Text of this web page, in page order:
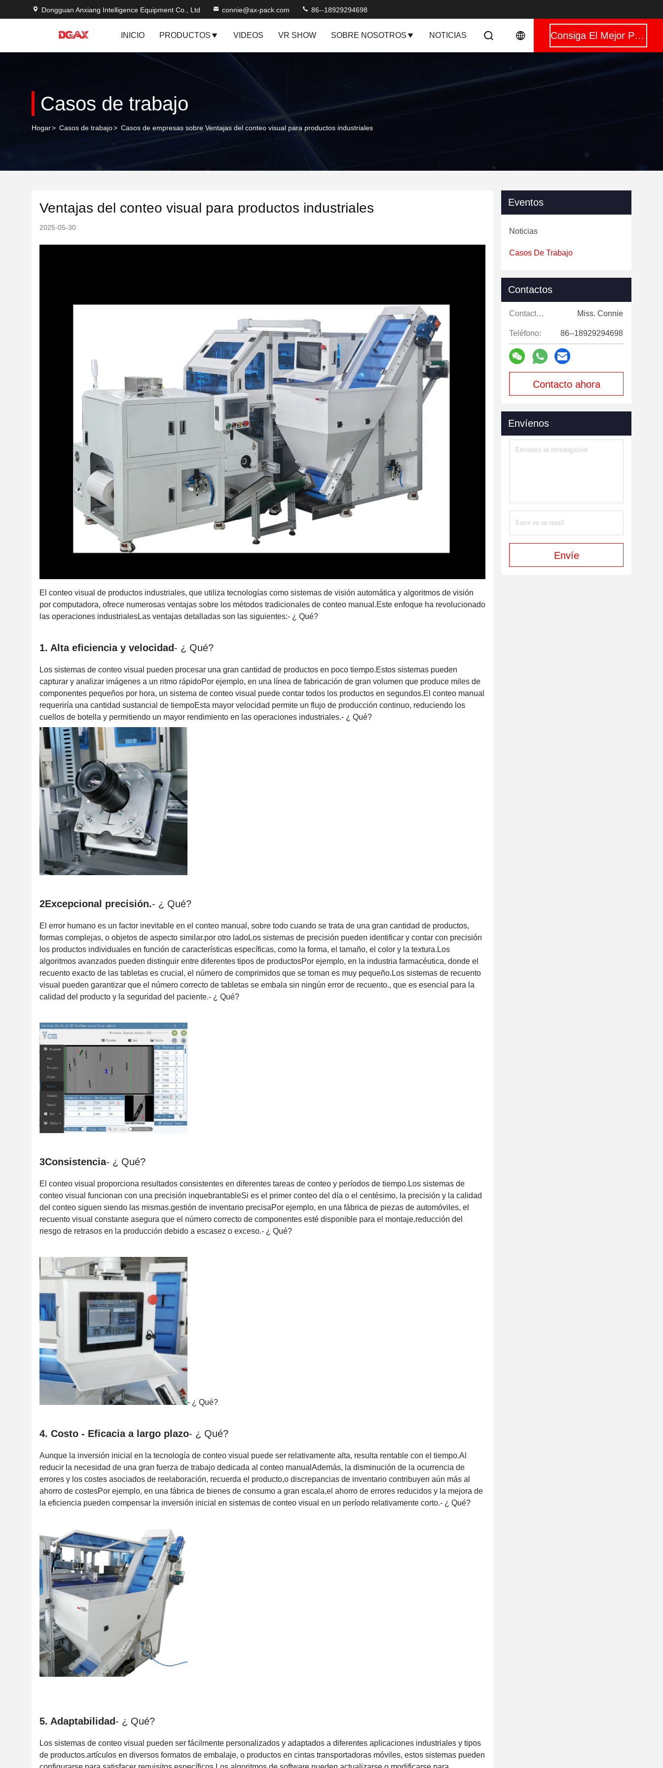
Dongguan Anxiang Intelligence Equipment Co., Ltd connie@ax-pack.com 86--18929294698
INICIO PRODUCTOS VIDEOS VR SHOW SOBRE NOSOTROS NOTICIAS Consiga El Mejor Precio
Casos de trabajo
Hogar> Casos de trabajo> Casos de empresas sobre Ventajas del conteo visual para productos industriales
Ventajas del conteo visual para productos industriales
2025-05-30
El conteo visual de productos industriales, que utiliza tecnologías como sistemas de visión automática y algoritmos de visión
por computadora, ofrece numerosas ventajas sobre los métodos tradicionales de conteo manual.Este enfoque ha revolucionado
las operaciones industrialesLas ventajas detalladas son las siguientes:- ¿ Qué?
1. Alta eficiencia y velocidad- ¿ Qué?
Los sistemas de conteo visual pueden procesar una gran cantidad de productos en poco tiempo.Estos sistemas pueden
capturar y analizar imágenes a un ritmo rápidoPor ejemplo, en una línea de fabricación de gran volumen que produce miles de
componentes pequeños por hora, un sistema de conteo visual puede contar todos los productos en segundos.El conteo manual
requeriría una cantidad sustancial de tiempoEsta mayor velocidad permite un flujo de producción continuo, reduciendo los
cuellos de botella y permitiendo un mayor rendimiento en las operaciones industriales.- ¿ Qué?
2Excepcional precisión.- ¿ Qué?
El error humano es un factor inevitable en el conteo manual, sobre todo cuando se trata de una gran cantidad de productos,
formas complejas, o objetos de aspecto similar.por otro ladoLos sistemas de precisión pueden identificar y contar con precisión
los productos individuales en función de características específicas, como la forma, el tamaño, el color y la textura.Los
algoritmos avanzados pueden distinguir entre diferentes tipos de productosPor ejemplo, en la industria farmacéutica, donde el
recuento exacto de las tabletas es crucial, el número de comprimidos que se toman es muy pequeño.Los sistemas de recuento
visual pueden garantizar que el número correcto de tabletas se embala sin ningún error de recuento., que es esencial para la
calidad del producto y la seguridad del paciente.- ¿ Qué?
3Consistencia- ¿ Qué?
El conteo visual proporciona resultados consistentes en diferentes tareas de conteo y períodos de tiempo.Los sistemas de
conteo visual funcionan con una precisión inquebrantableSi es el primer conteo del día o el centésimo, la precisión y la calidad
del conteo siguen siendo las mismas.gestión de inventario precisaPor ejemplo, en una fábrica de piezas de automóviles, el
recuento visual constante asegura que el número correcto de componentes esté disponible para el montaje.reducción del
riesgo de retrasos en la producción debido a escasez o exceso.- ¿ Qué?
- ¿ Qué?
4. Costo - Eficacia a largo plazo- ¿ Qué?
Aunque la inversión inicial en la tecnología de conteo visual puede ser relativamente alta, resulta rentable con el tiempo.Al
reducir la necesidad de una gran fuerza de trabajo dedicada al conteo manualAdemás, la disminución de la ocurrencia de
errores y los costes asociados de reelaboración, recuerda el producto,o discrepancias de inventario contribuyen aún más al
ahorro de costesPor ejemplo, en una fábrica de bienes de consumo a gran escala,el ahorro de errores reducidos y la mejora de
la eficiencia pueden compensar la inversión inicial en sistemas de conteo visual en un período relativamente corto.- ¿ Qué?
5. Adaptabilidad- ¿ Qué?
Los sistemas de conteo visual pueden ser fácilmente personalizados y adaptados a diferentes aplicaciones industriales y tipos
de productos.artículos en diversos formatos de embalaje, o productos en cintas transportadoras móviles, estos sistemas pueden
Eventos
Noticias
Casos De Trabajo
Contactos
Contactos: Miss. Connie
Teléfono: 86--18929294698
Contacto ahora
Envíenos
Envíe